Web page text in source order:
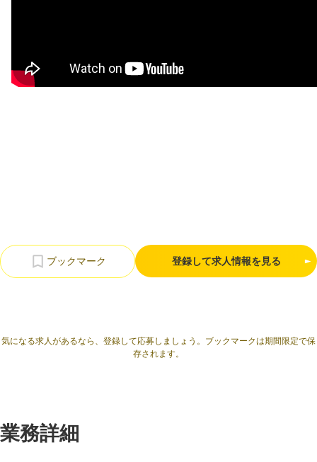
登録して求人情報を見る
気になる求人があるなら、登録して応募しましょう。ブックマークは期間限定で保
存されます。
業務詳細